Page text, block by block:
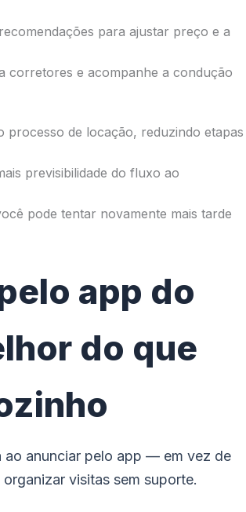
para ajustar preço e a
corretores e acompanhe a condução
processo de locação, reduzindo etapas
previsibilidade do fluxo ao
pode tentar novamente mais tarde
app do
do que
ao anunciar pelo app — em vez de
visitas sem suporte.